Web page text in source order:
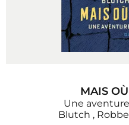
MAIS
Une
Blutch ,